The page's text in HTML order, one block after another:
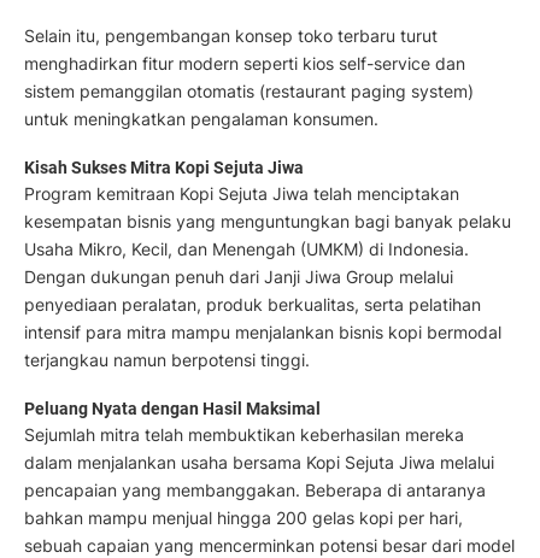
Selain itu, pengembangan konsep toko terbaru turut
menghadirkan fitur modern seperti kios self-service dan
sistem pemanggilan otomatis (restaurant paging system)
untuk meningkatkan pengalaman konsumen.
Kisah Sukses Mitra Kopi Sejuta Jiwa
Program kemitraan Kopi Sejuta Jiwa telah menciptakan
kesempatan bisnis yang menguntungkan bagi banyak pelaku
Usaha Mikro, Kecil, dan Menengah (UMKM) di Indonesia.
Dengan dukungan penuh dari Janji Jiwa Group melalui
penyediaan peralatan, produk berkualitas, serta pelatihan
intensif para mitra mampu menjalankan bisnis kopi bermodal
terjangkau namun berpotensi tinggi.
Peluang Nyata dengan Hasil Maksimal
Sejumlah mitra telah membuktikan keberhasilan mereka
dalam menjalankan usaha bersama Kopi Sejuta Jiwa melalui
pencapaian yang membanggakan. Beberapa di antaranya
bahkan mampu menjual hingga 200 gelas kopi per hari,
sebuah capaian yang mencerminkan potensi besar dari model